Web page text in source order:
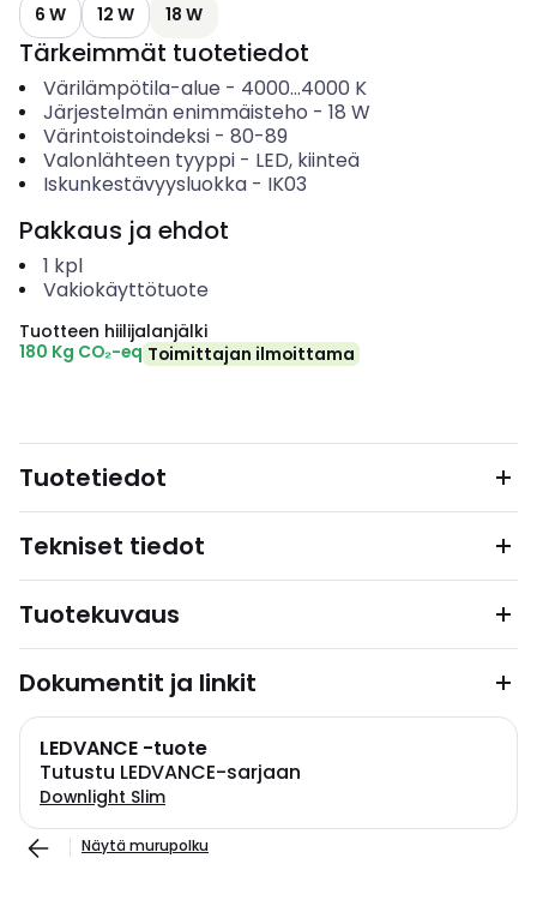
6 W 12 W 18 W
Tärkeimmät tuotetiedot
Värilämpötila-alue - 4000...4000 K
Järjestelmän enimmäisteho - 18 W
Värintoistoindeksi- 80-89
Valonlähteen tyyppi- LED, kiinteä
Iskunkestävyysluokka- IK03
Pakkaus ja ehdot
1 kpl
Vakiokäyttötuote
Tuotteen hiilijalanjälki
180 Kg CO₂-eq Toimittajan ilmoittama
Tuotetiedot
Tekniset tiedot
Tuotekuvaus
Dokumentit ja linkit
LEDVANCE -tuote
Tutustu LEDVANCE-sarjaan
Downlight Slim
Näytä murupolku